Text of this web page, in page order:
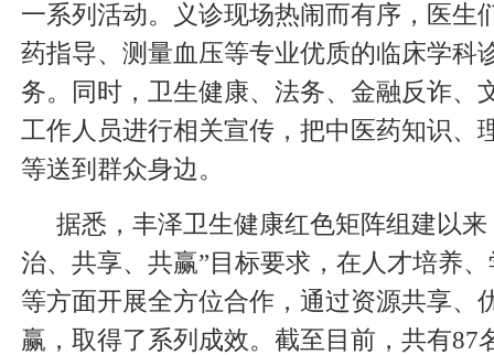
一系列活动。义诊现场热闹而有序，医生
药指导、测量血压等专业优质的临床学科
务。同时，卫生健康、法务、金融反诈、
工作人员进行相关宣传，把中医药知识、
等送到群众身边。
据悉，丰泽卫生健康红色矩阵组建以
治、共享、共赢”目标要求，在人才培养
等方面开展全方位合作，通过资源共享、
赢，取得了系列成效。截至目前，共有87